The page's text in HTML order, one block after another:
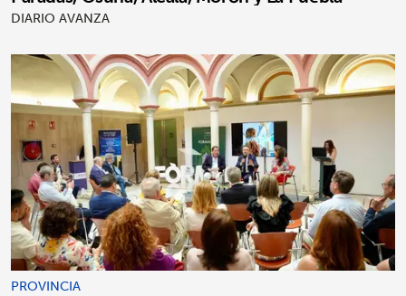
DIARIO AVANZA
PROVINCIA